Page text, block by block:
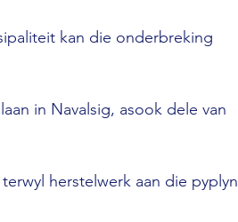
kan die onderbreking
in Navalsig, asook dele van
herstelwerk aan die pyplyn